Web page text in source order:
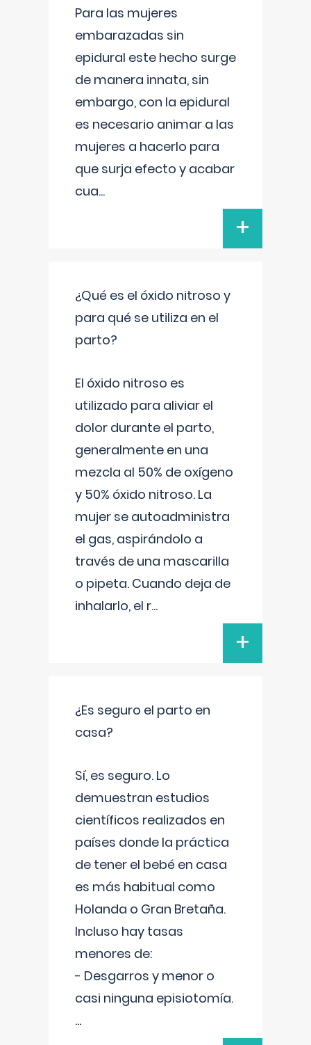
Para las mujeres
embarazadas sin
epidural este hecho surge
de manera innata, sin
embargo, con la epidural
es necesario animar a las
mujeres a hacerlo para
que surja efecto y acabar
cua...
+
¿Qué es el óxido nitroso y
para qué se utiliza en el
parto?
El óxido nitroso es
utilizado para aliviar el
dolor durante el parto,
generalmente en una
mezcla al 50% de oxígeno
y 50% óxido nitroso. La
mujer se autoadministra
el gas, aspirándolo a
través de una mascarilla
o pipeta. Cuando deja de
inhalarlo, el r...
+
¿Es seguro el parto en
casa?
Sí, es seguro. Lo
demuestran estudios
científicos realizados en
países donde la práctica
de tener el bebé en casa
es más habitual como
Holanda o Gran Bretaña.
Incluso hay tasas
menores de:
- Desgarros y menor o
casi ninguna episiotomía.
...